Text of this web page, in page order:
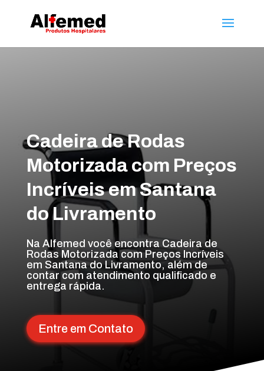
Cadeira de Rodas
Motorizada com Preços
Incríveis em Santana
do Livramento
Na Alfemed você encontra Cadeira de
Rodas Motorizada com Preços Incríveis
em Santana do Livramento, além de
contar com atendimento qualificado e
entrega rápida.
Entre em Contato